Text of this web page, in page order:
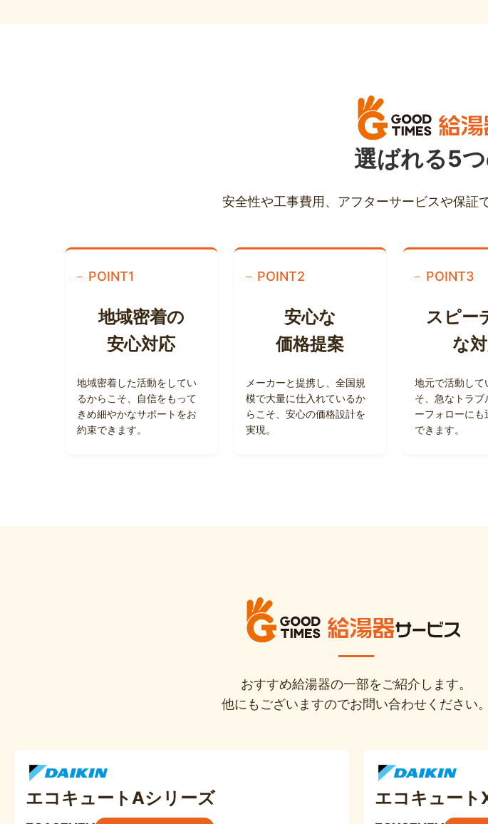
選ばれる5
安全性や工事費用、アフターサービスや保証
POINT1
地域密着の
安心対応
地域密着した活動をしてい
るからこそ、自信をもって
きめ細やかなサポートをお
約束できます。
POINT2
安心な
価格提案
メーカーと提携し、全国規
模で大量に仕入れているか
らこそ、安心の価格設計を
実現。
POINT3
スピー
な
地元で活動して
そ、急なトラブ
ーフォローにも
できます。
おすすめ給湯器の一部をご紹介します。
他にもございますのでお問い合わせください。
エコキュートAシリーズ エコキュート